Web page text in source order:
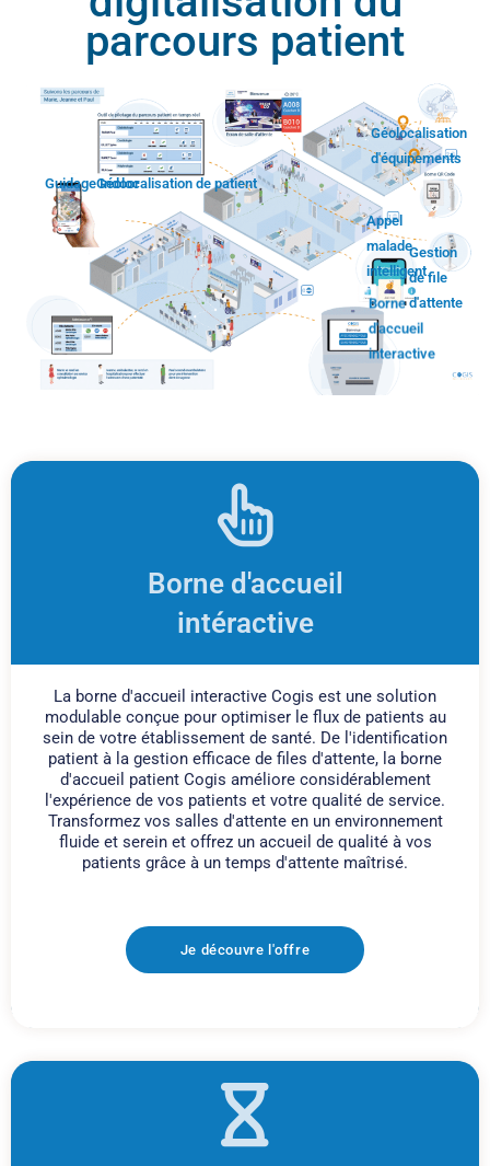
parcours patient
Borne
d'accueil
interactive
Gestion
de file
d'attente
Appel
malade
intelligent
Guidage Indoor
Géolocalisation
d'équipements
Géolocalisation de patient
Borne d'accueil
intéractive
La borne d'accueil interactive Cogis est une solution
modulable conçue pour optimiser le flux de patients au
sein de votre établissement de santé. De l'identification
patient à la gestion efficace de files d'attente, la borne
d'accueil patient Cogis améliore considérablement
l'expérience de vos patients et votre qualité de service.
Transformez vos salles d'attente en un environnement
fluide et serein et offrez un accueil de qualité à vos
patients grâce à un temps d'attente maîtrisé.
Je découvre l'offre